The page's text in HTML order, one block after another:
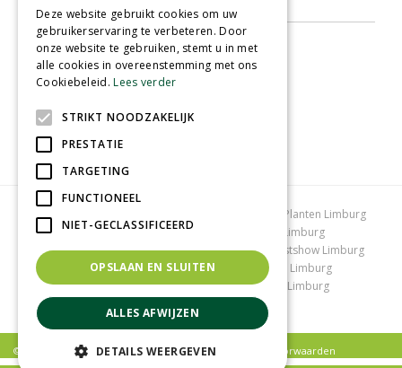
Tuincentrum Limburg
Planten Limburg
Bomen en struiken Limburg
Tuinplanten Limburg
Tuincentrum Vlodrop Gartencenter Vlodrop
Kerstshow Limburg
Kerstverlichting Lemax huisjes
Vijvervissen Limburg
Graszoden kopen Limburg Tuinmeubelen Limburg
Tuincentrum Roermond
© Tuincentrum Schmitz |Privacy policy| Algemene voorwaarden
Deze website gebruikt cookies om uw
gebruikerservaring te verbeteren. Door
onze website te gebruiken, stemt u in met
alle cookies in overeenstemming met ons
Cookiebeleid.Lees verder
STRIKT NOODZAKELIJK
PRESTATIE
TARGETING
FUNCTIONEEL
NIET-GECLASSIFICEERD
OPSLAAN EN SLUITEN
ALLES AFWIJZEN
DETAILS WEERGEVEN